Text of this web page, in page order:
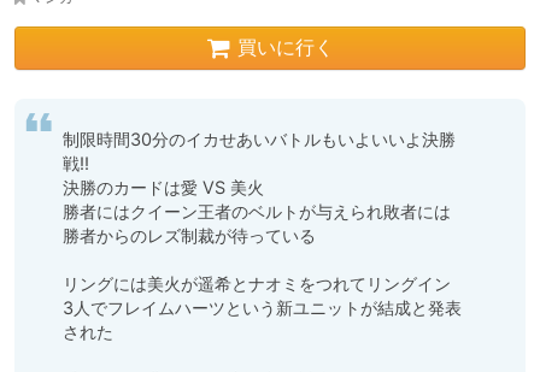
買いに行く
制限時間30分のイカせあいバトルもいよいいよ決勝
戦!!
決勝のカードは愛 VS 美火
勝者にはクイーン王者のベルトが与えられ敗者には
勝者からのレズ制裁が待っている
リングには美火が遥希とナオミをつれてリングイン
3人でフレイムハーツという新ユニットが結成と発表
された